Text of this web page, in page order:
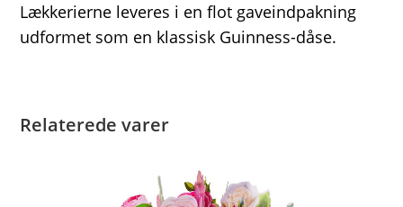
Lækkerierne leveres i en flot gaveindpakning
udformet som en klassisk Guinness-dåse.
Relaterede varer